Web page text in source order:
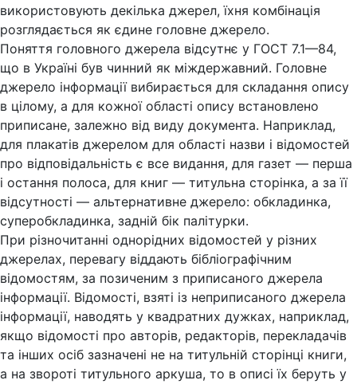
використовують декілька джерел, їхня комбінація
розглядається як єдине головне джерело.
Поняття головного джерела відсутнє у ГОСТ 7.1—84,
що в Україні був чинний як міждержавний. Головне
джерело інформації вибирається для складання опису
в цілому, а для кожної області опису встановлено
приписане, залежно від виду документа. Наприклад,
для плакатів джерелом для області назви і відомостей
про відповідальність є все видання, для газет — перша
і остання полоса, для книг — титульна сторінка, а за її
відсутності — альтернативне джерело: обкладинка,
суперобкладинка, задній бік палітурки.
При різночитанні однорідних відомостей у різних
джерелах, перевагу віддають бібліографічним
відомостям, за позиченим з приписаного джерела
інформації. Відомості, взяті із неприписаного джерела
інформації, наводять у квадратних дужках, наприклад,
якщо відомості про авторів, редакторів, перекладачів
та інших осіб зазначені не на титульній сторінці книги,
а на звороті титульного аркуша, то в описі їх беруть у